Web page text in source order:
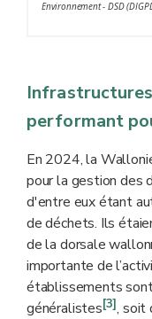
Environnement - DSD
performant
En 2024, la
pour la gestion des
d'entre eux étant
de déchets. Ils
de la dorsale
importante de
établissements
généralistes[3], soit